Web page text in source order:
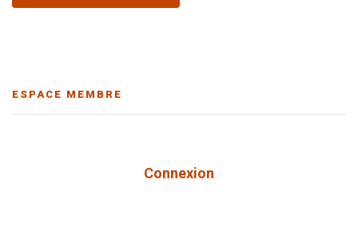
ESPACE MEMBRE
Connexion